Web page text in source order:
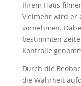
Ihrem Haus
Vielmehr wird er
vornehmen.
bestimmten
Kontrolle
Durch die
die Wahrheit